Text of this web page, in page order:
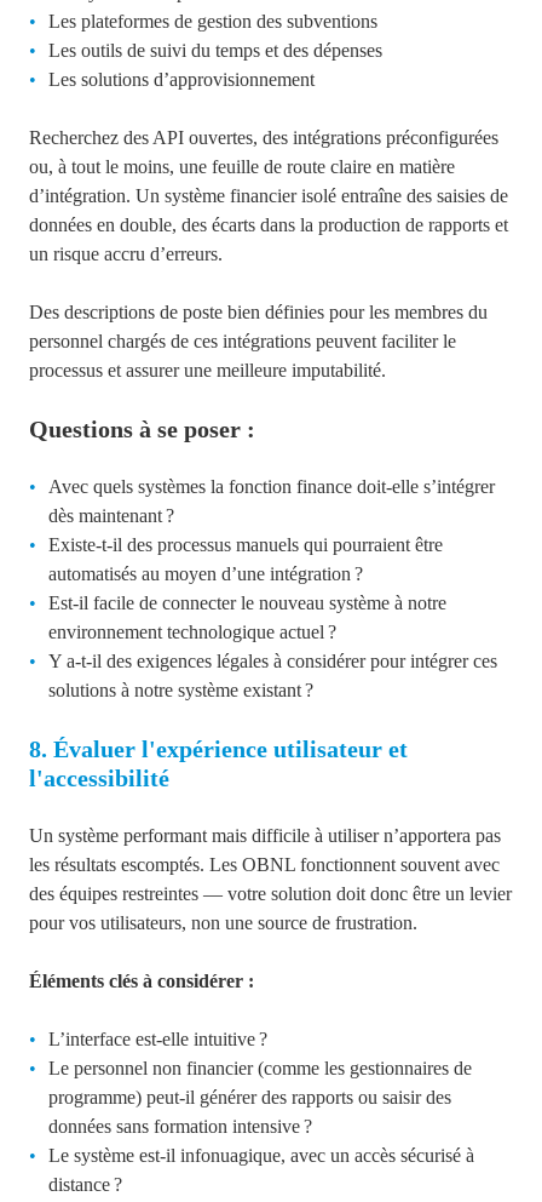
Les plateformes de gestion des subventions
Les outils de suivi du temps et des dépenses
Les solutions d’approvisionnement
Recherchez des API ouvertes, des intégrations préconfigurées
ou, à tout le moins, une feuille de route claire en matière
d’intégration. Un système financier isolé entraîne des saisies de
données en double, des écarts dans la production de rapports et
un risque accru d’erreurs.
Des descriptions de poste bien définies pour les membres du
personnel chargés de ces intégrations peuvent faciliter le
processus et assurer une meilleure imputabilité.
Questions à se poser :
Avec quels systèmes la fonction finance doit-elle s’intégrer
dès maintenant ?
Existe-t-il des processus manuels qui pourraient être
automatisés au moyen d’une intégration ?
Est-il facile de connecter le nouveau système à notre
environnement technologique actuel ?
Y a-t-il des exigences légales à considérer pour intégrer ces
solutions à notre système existant ?
8. Évaluer l'expérience utilisateur et
l'accessibilité
Un système performant mais difficile à utiliser n’apportera pas
les résultats escomptés. Les OBNL fonctionnent souvent avec
des équipes restreintes — votre solution doit donc être un levier
pour vos utilisateurs, non une source de frustration.
Éléments clés à considérer :
L’interface est-elle intuitive ?
Le personnel non financier (comme les gestionnaires de
programme) peut-il générer des rapports ou saisir des
données sans formation intensive ?
Le système est-il infonuagique, avec un accès sécurisé à
distance ?